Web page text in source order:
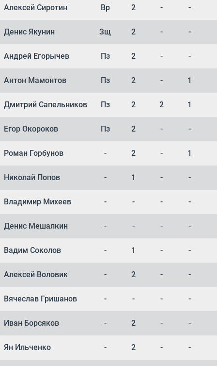
Алексей Сиротин Вр 2 - -
Денис Якунин Зщ 2 - -
Андрей Егорычев Пз 2 - -
Антон Мамонтов Пз 2 - 1
Дмитрий Сапельников Пз 2 2 1
Егор Окороков Пз 2 - -
Роман Горбунов - 2 - 1
Николай Попов - 1 - -
Владимир Михеев - - - -
Денис Мешалкин - - - -
Вадим Соколов - 1 - -
Алексей Воловик - 2 - -
Вячеслав Гришанов - - - -
Иван Борсяков - 2 - -
Ян Ильченко - 2 - -